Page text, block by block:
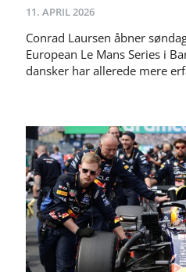
11. APRIL 2026
Conrad Laursen åbner
European Le Mans Series i
dansker har allerede mere